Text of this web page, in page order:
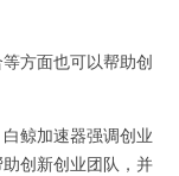
方面也可以帮助创
鲸加速器强调创业
创新创业团队，并